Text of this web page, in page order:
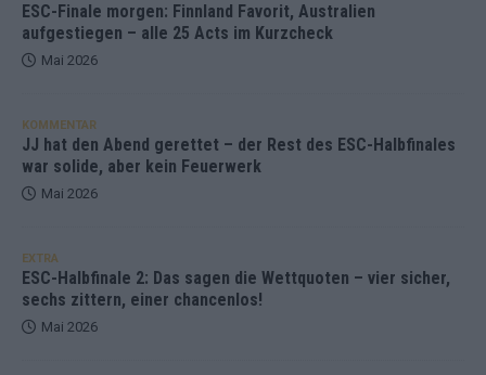
ESC-Finale morgen: Finnland Favorit, Australien
aufgestiegen – alle 25 Acts im Kurzcheck
Mai 2026
KOMMENTAR
JJ hat den Abend gerettet – der Rest des ESC-Halbfinales
war solide, aber kein Feuerwerk
Mai 2026
EXTRA
ESC-Halbfinale 2: Das sagen die Wettquoten – vier sicher,
sechs zittern, einer chancenlos!
Mai 2026